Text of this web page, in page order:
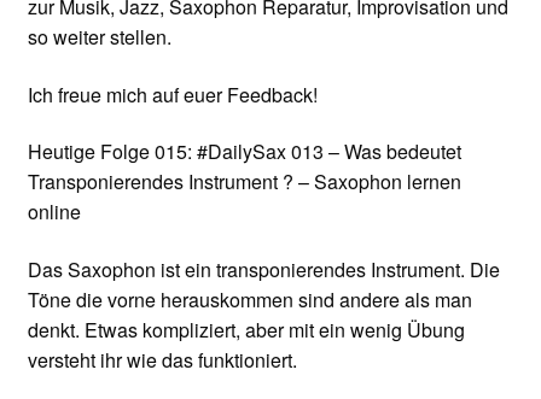
zur Musik, Jazz, Saxophon Reparatur, Improvisation und
so weiter stellen.
Ich freue mich auf euer Feedback!
Heutige Folge 015: #DailySax 013 – Was bedeutet
Transponierendes Instrument ? – Saxophon lernen
online
Das Saxophon ist ein transponierendes Instrument. Die
Töne die vorne herauskommen sind andere als man
denkt. Etwas kompliziert, aber mit ein wenig Übung
versteht ihr wie das funktioniert.